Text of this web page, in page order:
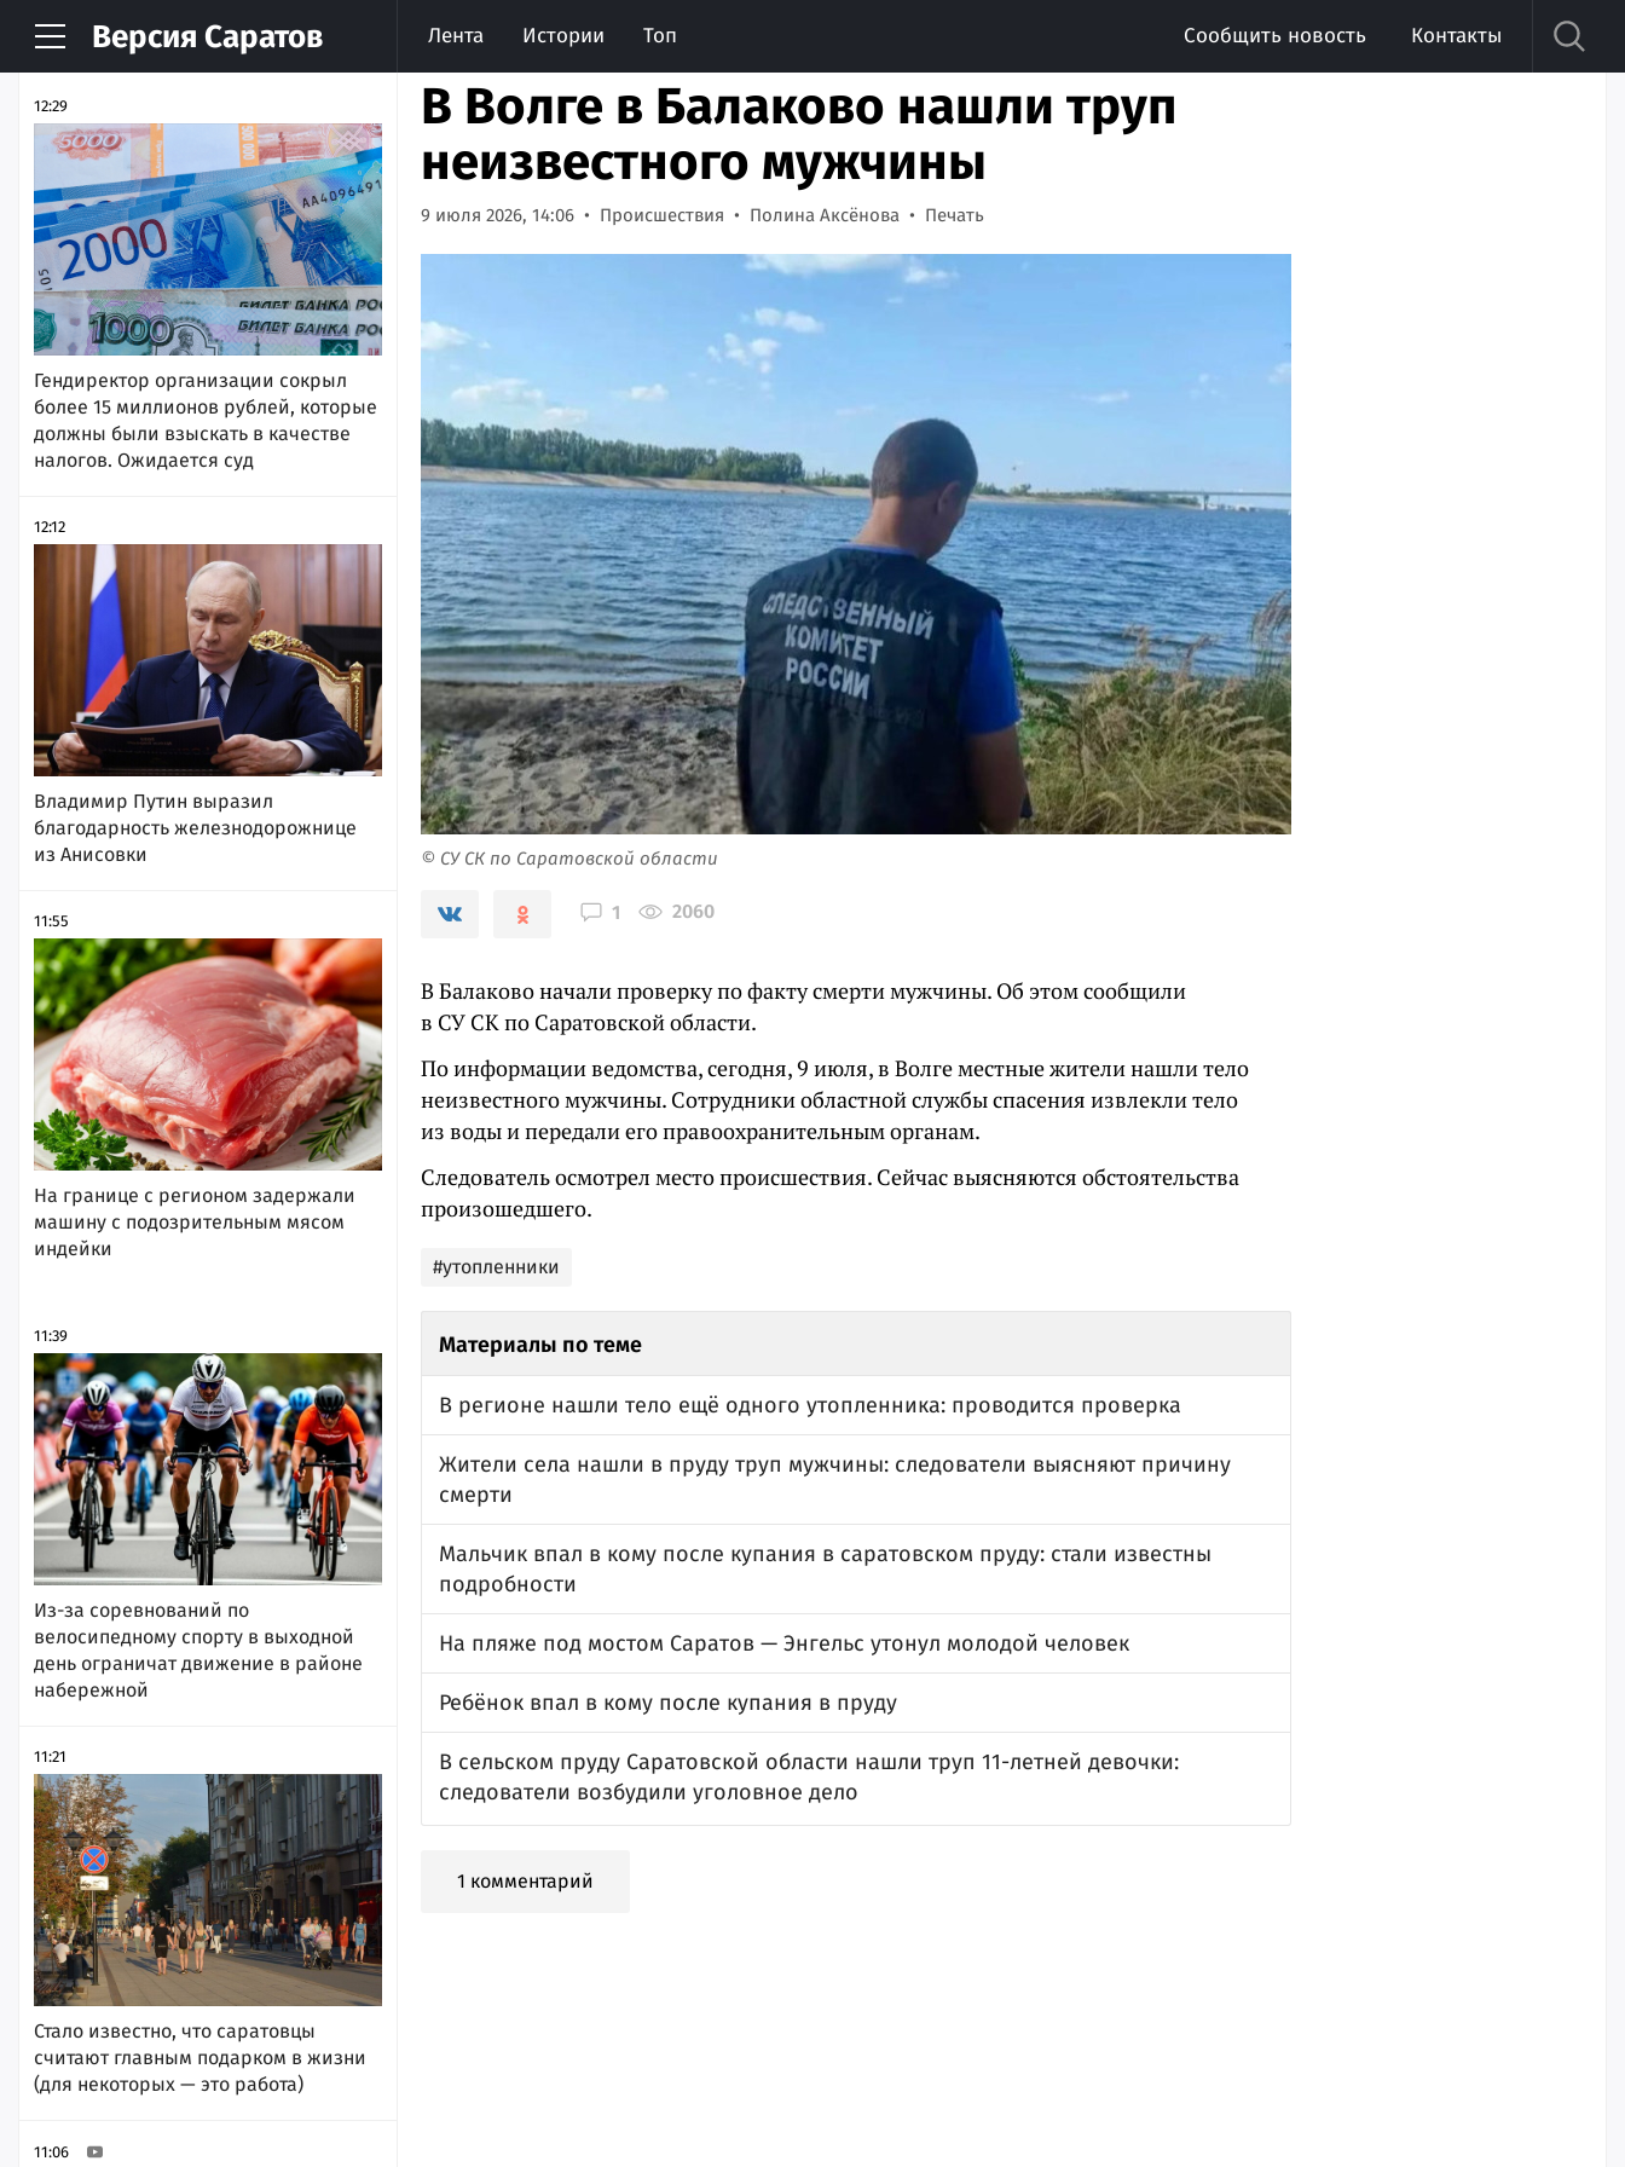
Версия Саратов Лента Истории Топ Сообщить новость Контакты
НОВОСТИ АРХИВ
12:29
Гендиректор организации сокрыл
более 15 миллионов рублей, которые
должны были взыскать в качестве
налогов. Ожидается суд
12:12
Владимир Путин выразил
благодарность железнодорожнице
из Анисовки
11:55
На границе с регионом задержали
машину с подозрительным мясом
индейки
11:39
Из-за соревнований по
велосипедному спорту в выходной
день ограничат движение в районе
набережной
11:21
Стало известно, что саратовцы
считают главным подарком в жизни
(для некоторых — это работа)
11:06
В Волге в Балаково нашли труп
неизвестного мужчины
9 июля 2026, 14:06 Происшествия Полина Аксёнова Печать
© СУ СК по Саратовской области
1 2060
В Балаково начали проверку по факту смерти мужчины. Об этом сообщили
в СУ СК по Саратовской области.
По информации ведомства, сегодня, 9 июля, в Волге местные жители нашли тело
неизвестного мужчины. Сотрудники областной службы спасения извлекли тело
из воды и передали его правоохранительным органам.
Следователь осмотрел место происшествия. Сейчас выясняются обстоятельства
произошедшего.
#утопленники
Материалы по теме
В регионе нашли тело ещё одного утопленника: проводится проверка
Жители села нашли в пруду труп мужчины: следователи выясняют причину
смерти
Мальчик впал в кому после купания в саратовском пруду: стали известны
подробности
На пляже под мостом Саратов — Энгельс утонул молодой человек
Ребёнок впал в кому после купания в пруду
В сельском пруду Саратовской области нашли труп 11-летней девочки:
следователи возбудили уголовное дело
1 комментарий